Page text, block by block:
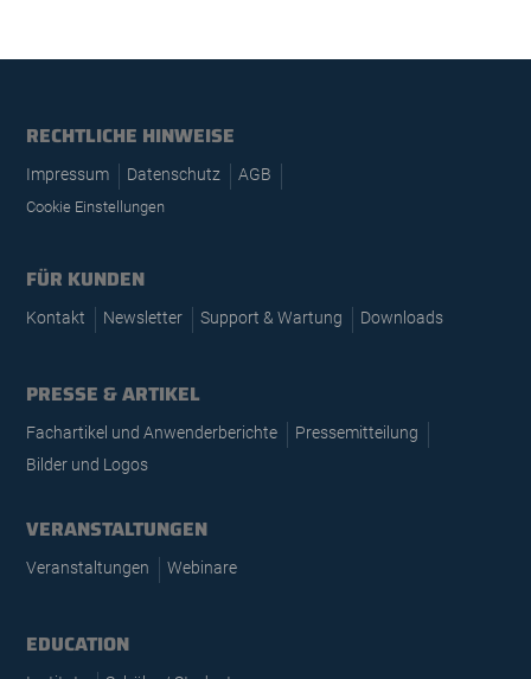
RECHTLICHE HINWEISE
Impressum Datenschutz AGB
Cookie Einstellungen
FÜR KUNDEN
Kontakt Newsletter Support & Wartung Downloads
PRESSE & ARTIKEL
Fachartikel und Anwenderberichte
Pressemitteilung
Bilder und Logos
VERANSTALTUNGEN
Veranstaltungen Webinare
EDUCATION